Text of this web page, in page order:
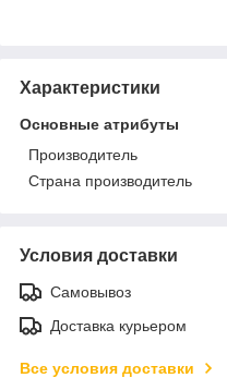
Характеристики
Основные атрибуты
Производитель
Страна производитель
Условия доставки
Самовывоз
Доставка курьером
Все условия доставки